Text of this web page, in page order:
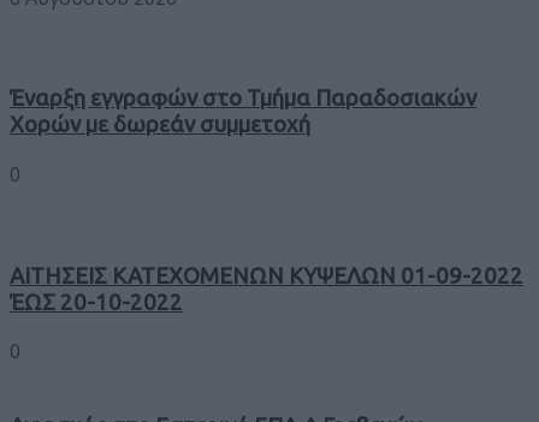
Έναρξη εγγραφών στο Τμήμα Παραδοσιακών
Χορών με δωρεάν συμμετοχή
0
ΑΙΤΗΣΕΙΣ ΚΑΤΕΧΟΜΕΝΩΝ ΚΥΨΕΛΩΝ 01-09-2022
ΈΩΣ 20-10-2022
0